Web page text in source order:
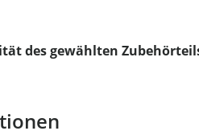
des gewählten